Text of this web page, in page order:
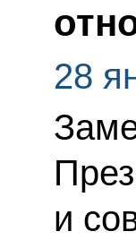
28
и